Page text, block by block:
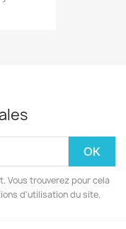
Vous trouverez pour cela
d'utilisation du site.